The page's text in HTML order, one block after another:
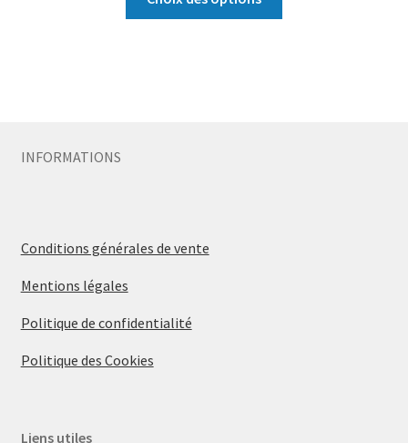
INFORMATIONS
Conditions générales de vente
Mentions légales
Politique de confidentialité
Politique des Cookies
Liens utiles